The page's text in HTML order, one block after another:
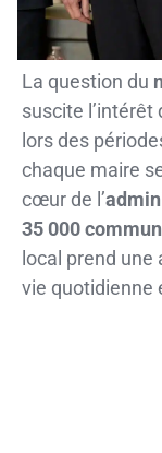
La question du
suscite
lors des
chaque maire
cœur de l’
35 000
local prend une
vie quotidienne